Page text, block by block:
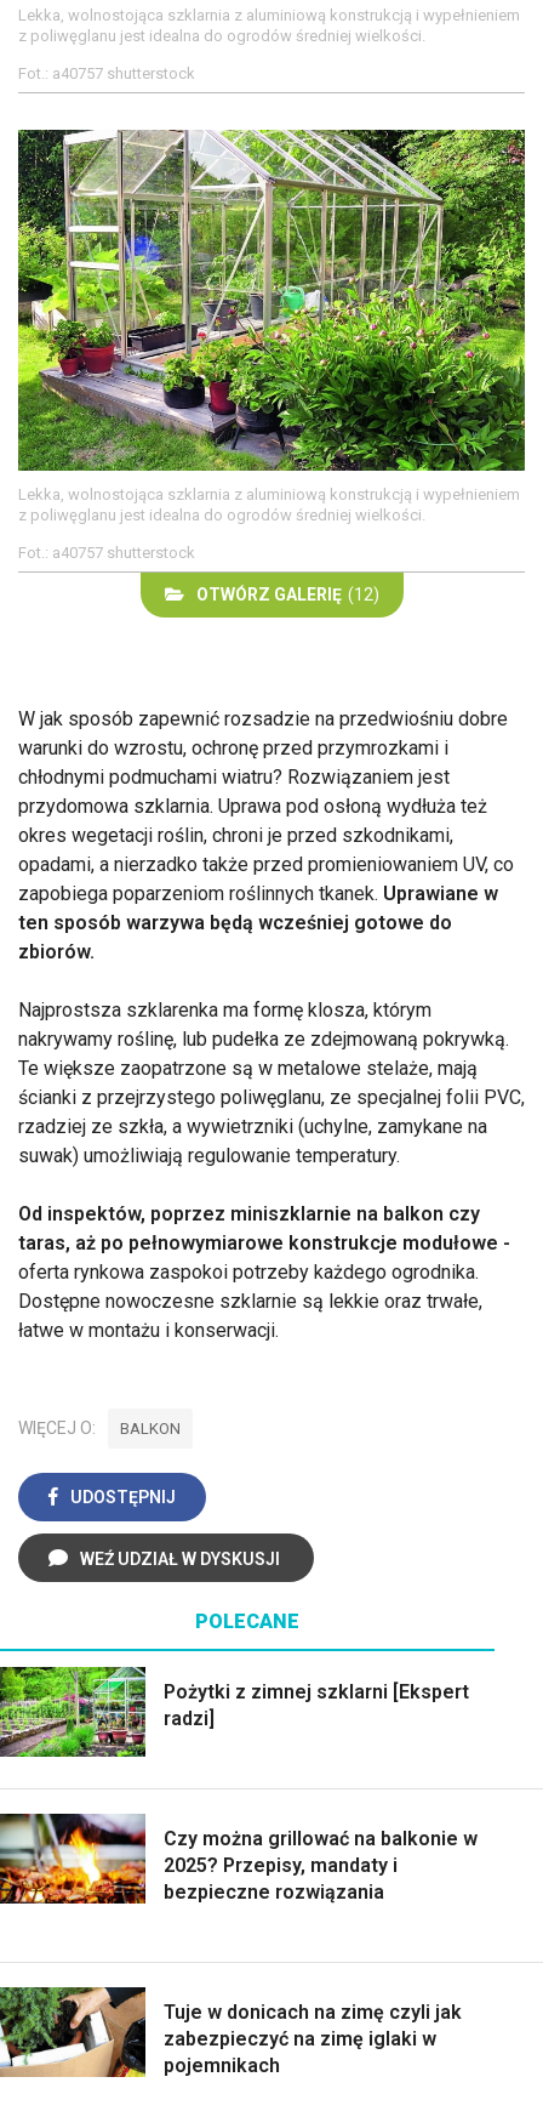
Lekka, wolnostojąca szklarnia z aluminiową konstrukcją i wypełnieniem
z poliwęglanu jest idealna do ogrodów średniej wielkości.
Fot.: a40757 shutterstock
Lekka, wolnostojąca szklarnia z aluminiową konstrukcją i wypełnieniem
z poliwęglanu jest idealna do ogrodów średniej wielkości.
Fot.: a40757 shutterstock
OTWÓRZ GALERIĘ (12)
W jak sposób zapewnić rozsadzie na przedwiośniu dobre
warunki do wzrostu, ochronę przed przymrozkami i
chłodnymi podmuchami wiatru? Rozwiązaniem jest
przydomowa szklarnia. Uprawa pod osłoną wydłuża też
okres wegetacji roślin, chroni je przed szkodnikami,
opadami, a nierzadko także przed promieniowaniem UV, co
zapobiega poparzeniom roślinnych tkanek. Uprawiane w
ten sposób warzywa będą wcześniej gotowe do
zbiorów.
Najprostsza szklarenka ma formę klosza, którym
nakrywamy roślinę, lub pudełka ze zdejmowaną pokrywką.
Te większe zaopatrzone są w metalowe stelaże, mają
ścianki z przejrzystego poliwęglanu, ze specjalnej folii PVC,
rzadziej ze szkła, a wywietrzniki (uchylne, zamykane na
suwak) umożliwiają regulowanie temperatury.
Od inspektów, poprzez miniszklarnie na balkon czy
taras, aż po pełnowymiarowe konstrukcje modułowe -
oferta rynkowa zaspokoi potrzeby każdego ogrodnika.
Dostępne nowoczesne szklarnie są lekkie oraz trwałe,
łatwe w montażu i konserwacji.
WIĘCEJ O: BALKON
UDOSTĘPNIJ
WEŹ UDZIAŁ W DYSKUSJI
POLECANE
Pożytki z zimnej szklarni [Ekspert
radzi]
Czy można grillować na balkonie w
2025? Przepisy, mandaty i
bezpieczne rozwiązania
Tuje w donicach na zimę czyli jak
zabezpieczyć na zimę iglaki w
pojemnikach